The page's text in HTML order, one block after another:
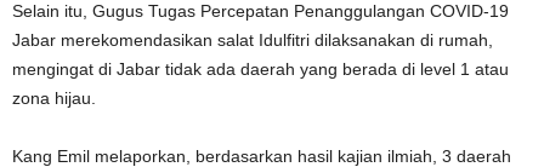
Selain itu, Gugus Tugas Percepatan Penanggulangan COVID-19
Jabar merekomendasikan salat Idulfitri dilaksanakan di rumah,
mengingat di Jabar tidak ada daerah yang berada di level 1 atau
zona hijau.
Kang Emil melaporkan, berdasarkan hasil kajian ilmiah, 3 daerah